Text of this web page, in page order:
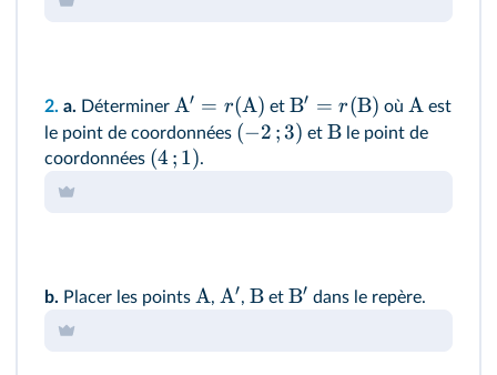
2. a. Déterminer A′ = r(A) et B′ = r(B) où A est
le point de coordonnées (−2 ; 3) et B le point de
coordonnées (4 ; 1).
b. Placer les points A, A′, B et B′ dans le repère.